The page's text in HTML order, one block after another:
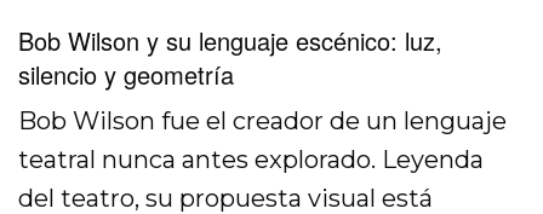
Bob Wilson y su lenguaje escénico: luz,
silencio y geometría
Bob Wilson fue el creador de un lenguaje
teatral nunca antes explorado. Leyenda
del teatro, su propuesta visual está